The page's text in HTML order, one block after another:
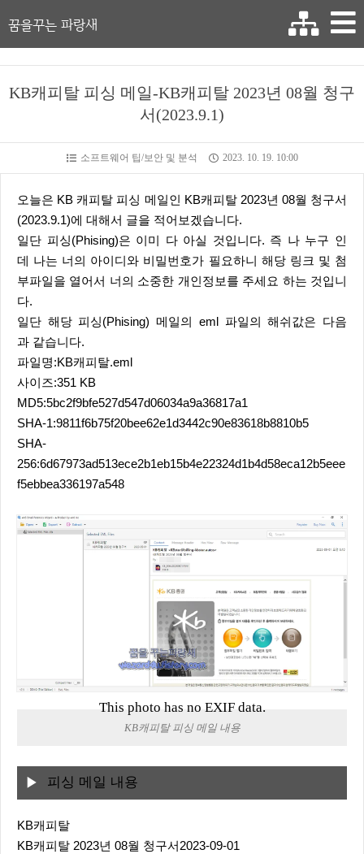
꿈을꾸는 파랑새
KB캐피탈 피싱 메일-KB캐피탈 2023년 08월 청구
서(2023.9.1)
소프트웨어 팁/보안 및 분석 2023. 10. 19. 10:00
오늘은 KB 캐피탈 피싱 메일인 KB캐피탈 2023년 08월 청구서
(2023.9.1)에 대해서 글을 적어보겠습니다.
일단 피싱(Phising)은 이미 다 아실 것입니다. 즉 나 누구 인
데 나는 너의 아이디와 비밀번호가 필요하니 해당 링크 및 첨
부파일을 열어서 너의 소중한 개인정보를 주세요 하는 것입니
다.
일단 해당 피싱(Phising) 메일의 eml 파일의 해쉬값은 다음
과 같습니다.
파일명:KB캐피탈.eml
사이즈:351 KB
MD5:5bc2f9bfe527d547d06034a9a36817a1
SHA-1:9811f6b75f20bee62e1d3442c90e83618b8810b5
SHA-
256:6d67973ad513ece2b1eb15b4e22324d1b4d58eca12b5eee
f5ebbea336197a548
This photo has no EXIF data.
KB캐피탈 피싱 메일 내용
피싱 메일 내용
KB캐피탈
KB캐피탈 2023년 08월 청구서2023-09-01